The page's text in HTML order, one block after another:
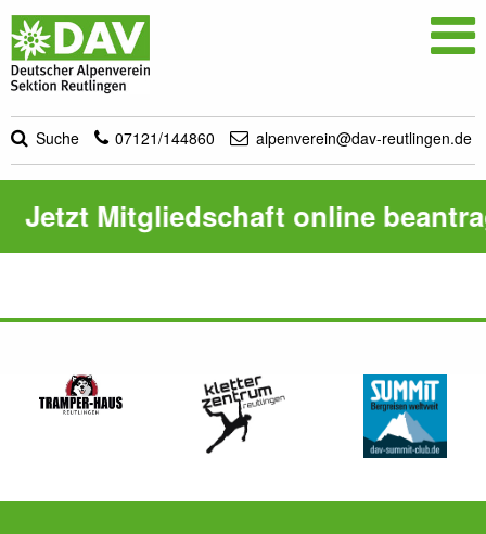

Suche 07121/144860 alpenverein@dav-reutlingen.de
Jetzt Mitgliedschaft online